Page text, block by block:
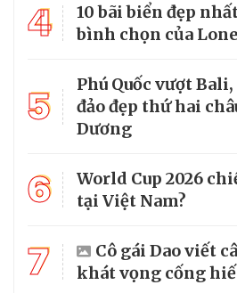
4
10 bãi biển đẹp
bình chọn của
5
Phú Quốc vượt
đảo đẹp thứ hai
Dương
6
World Cup 2026
tại Việt Nam?
7
Cô gái Dao viết
khát vọng cống